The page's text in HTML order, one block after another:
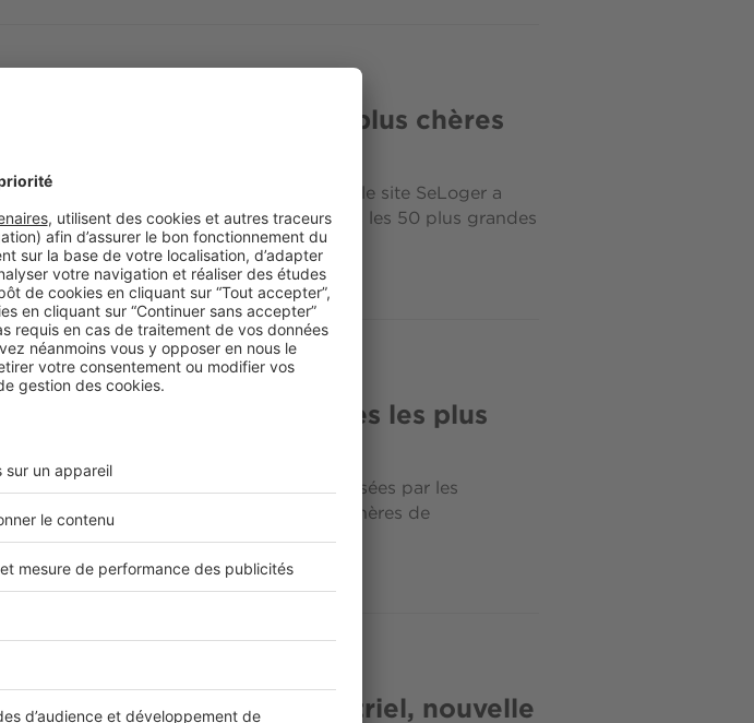
dans l’une des rues les plus chères
en passant par Marseille ou Bordeaux, le site SeLoger a
des artères les plus onéreuses dans les 50 plus grandes
Alors que le marché...
sont les villes côtières les plus
de vie paisible, les villes côtières sont prisées par les
fortunés… Mais quelles sont les plus chères de
Tropez, Arcachon… Du Nord au Sud...
bien commercial ou industriel, nouvelle